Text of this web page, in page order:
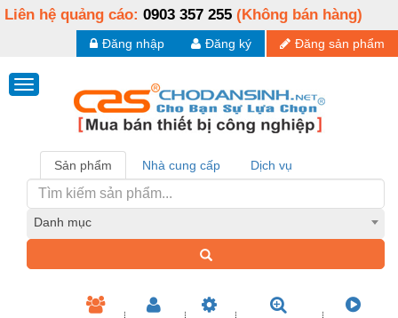
Liên hệ quảng cáo: 0903 357 255 (Không bán hàng)
Đăng sản phẩm
Đăng ký
Đăng nhập
Sản phẩm Nhà cung cấp Dịch vụ
Danh mục